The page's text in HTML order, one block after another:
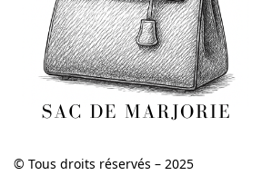
© Tous droits réservés – 2025